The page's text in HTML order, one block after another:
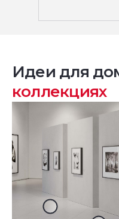
Идеи для
коллекциях